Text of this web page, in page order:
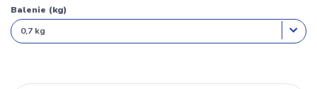
Balenie (kg)